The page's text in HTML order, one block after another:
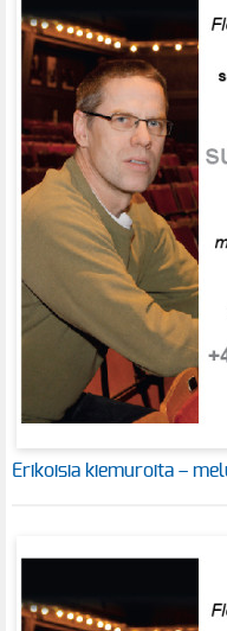
Erikoisia kiemuroita –